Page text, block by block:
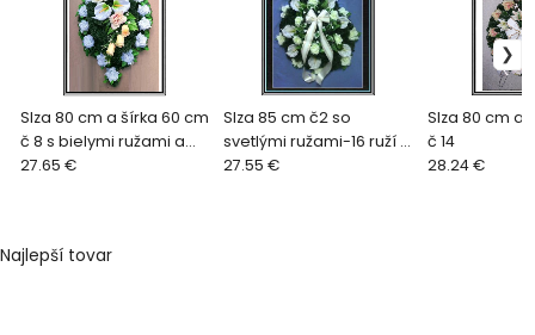
Slza 80 cm a šírka 60 cm
č 8 s bielymi ružami a
bielymi kalami
27.65 €
Slza 85 cm č2 so
svetlými ružami-16 ruží 8
kál + malými ružičkami
27.55 €
Slza 80 cm a
č 14
28.24 €
Najlepší tovar